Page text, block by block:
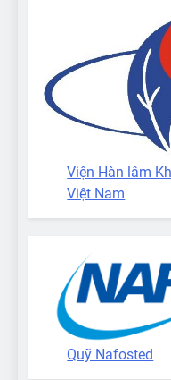
Viện Hàn lâm
Việt Nam
Quỹ Nafosted